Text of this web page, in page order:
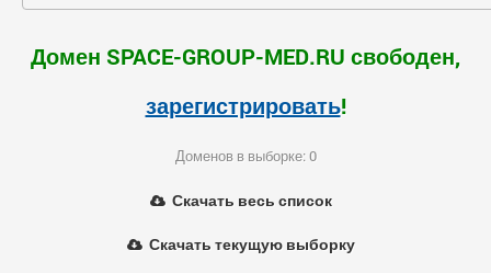
Домен SPACE-GROUP-MED.RU свободен,
зарегистрировать!
Доменов в выборке: 0
Скачать весь список
Скачать текущую выборку